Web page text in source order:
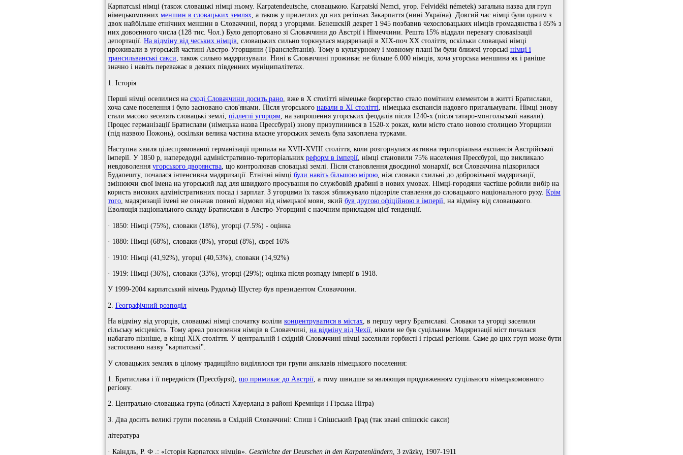
Карпатські німці (також словацькі німці ньому. Karpatendeutsche, словацькою. Karpatskí Nemci, угор. Felvidéki németek) загальна назва для груп
німецькомовних меншин в словацьких землях, а також у прилеглих до них регіонах Закарпаття (нині Україна). Довгий час німці були одним з
двох найбільше етнічних меншин в Словаччині, поряд з угорцями. Бенешскій декрет 1 945 позбавив чехословацьких німців громадянства і 85% з
них довоєнного числа (128 тис. Чол.) Було депортовано зі Словаччини до Австрії і Німеччини. Решта 15% віддали перевагу словакізації
депортації. На відміну від чеських німців, словацьких сильно торкнулася мадяризації в ХIХ-поч ХХ століття, оскільки словацькі німці
проживали в угорській частині Австро-Угорщини (Транслейтанія). Тому в культурному і мовному плані їм були ближчі угорські німці і
трансильванські сакси, також сильно мадяризували. Нині в Словаччині проживає не більше 6.000 німців, хоча угорська меншина як і раніше
значно і навіть переважає в деяких південних муніципалітетах.
1. Історія
Перші німці оселилися на сході Словаччини досить рано , вже в Х столітті німецьке бюргерство стало помітним елементом в житті Братислави,
хоча саме поселення і було засновано слов'янами. Після угорського навали в ХI столітті , німецька експансія надовго пригальмувати. Німці знову
стали масово зеселять словацькі землі, підлеглі угорцям , на запрошення угорських феодалів після 1240-х (після татаро-монгольської навали).
Процес германізації Братислави (німецька назва Прессбурзі) знову призупинився в 1520-х роках, коли місто стало новою столицею Угорщини
(під назвою Пожонь), оскільки велика частина власне угорських земель була захоплена турками.
Наступна хвиля цілеспрямованої германізації припала на ХVII-ХVIII століття, коли розгорнулася активна територіальна експансія Австрійської
імперії. У 1850 р, напередодні адміністративно-територіальних реформ в імперії, німці становили 75% населення Прессбурзі, що викликало
невдоволення угорського дворянства, що контролював словацькі землі. Після становлення двоєдиної монархії, вся Словаччина підкорилася
Будапешту, почалася інтенсивна мадяризації. Етнічні німці були навіть більшою мірою, ніж словаки схильні до добровільної мадяризації,
змінюючи свої імена на угорський лад для швидкого просування по службовій драбині в нових умовах. Німці-городяни частіше робили вибір на
користь високих адміністративних посад і зарплат. З угорцями їх також зближувало підозріле ставлення до словацького національного руху. Крім
того, мадяризації імені не означав повної відмови від німецької мови, який був другою офіційною в імперії, на відміну від словацького.
Еволюція національного складу Братислави в Австро-Угорщині є наочним прикладом цієї тенденції.
· 1850: Німці (75%), словаки (18%), угорці (7.5%) - оцінка
· 1880: Німці (68%), словаки (8%), угорці (8%), євреї 16%
· 1910: Німці (41,92%), угорці (40,53%), словаки (14,92%)
· 1919: Німці (36%), словаки (33%), угорці (29%); оцінка після розпаду імперії в 1918.
У 1999-2004 карпатський німець Рудольф Шустер був президентом Словаччини.
2. Географічний розподіл
На відміну від угорців, словацькі німці спочатку воліли концентруватися в містах , в першу чергу Братиславі. Словаки та угорці заселили
сільську місцевість. Тому ареал розселення німців в Словаччині, на відміну від Чехії , ніколи не був суцільним. Мадяризації міст почалася
набагато пізніше, в кінці ХІХ століття. У центральній і східній Словаччині німці заселили горбисті і гірські регіони. Саме до цих груп може бути
застосовано назву "карпатські".
У словацьких землях в цілому традиційно виділялося три групи анклавів німецького поселення:
1. Братислава і її передмістя (Прессбурзі), що примикає до Австрії , а тому швидше за являющая продовженням суцільного німецькомовного
регіону.
2. Центрально-словацька група (області Хауерланд в районі Кремніци і Гірська Нітра)
3. Два досить великі групи поселень в Східній Словаччині: Спиш і Спішський Град (так звані спішскіє сакси)
література
· Каіндль, Р. Ф .: «Історія Карпатскх німців». Geschichte der Deutschen in den Karpatenländern, 3 zväzky, 1907-1911